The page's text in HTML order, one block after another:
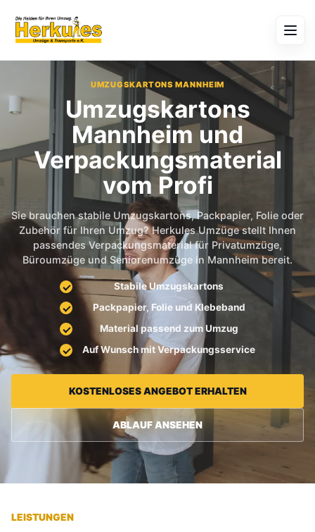
UMZUGSKARTONS MANNHEIM
Umzugskartons
Mannheim und
Verpackungsmaterial
vom Profi
Sie brauchen stabile Umzugskartons, Packpapier, Folie oder
Zubehör für Ihren Umzug? Herkules Umzüge stellt Ihnen
passendes Verpackungsmaterial für Privatumzüge,
Büroumzüge und Seniorenumzüge in Mannheim bereit.
Stabile Umzugskartons
Packpapier, Folie und Klebeband
Material passend zum Umzug
Auf Wunsch mit Verpackungsservice
KOSTENLOSES ANGEBOT ERHALTEN
ABLAUF ANSEHEN
LEISTUNGEN